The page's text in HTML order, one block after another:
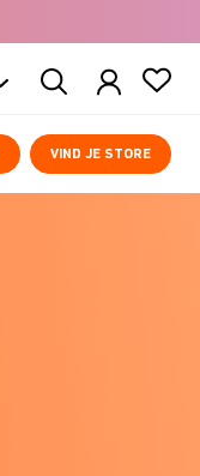
Search
Products
VIND JE STORE